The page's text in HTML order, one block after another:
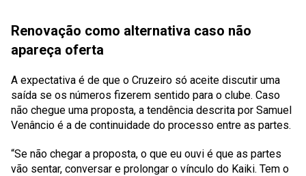
Renovação como alternativa caso não
apareça oferta
A expectativa é de que o Cruzeiro só aceite discutir uma
saída se os números fizerem sentido para o clube. Caso
não chegue uma proposta, a tendência descrita por Samuel
Venâncio é a de continuidade do processo entre as partes.
“Se não chegar a proposta, o que eu ouvi é que as partes
vão sentar, conversar e prolongar o vínculo do Kaiki. Tem o